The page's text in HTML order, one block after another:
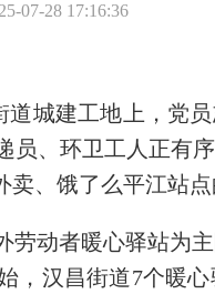
07-28 17:16:36
道城建工地上，党
、环卫工人正有
、饿了么平江站点
动者暖心驿站为
，汉昌街道7个暖